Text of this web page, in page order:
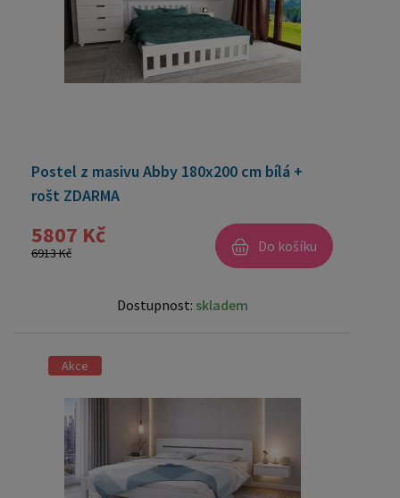
Postel z masivu Abby 180x200 cm bílá +
rošt ZDARMA
5807 Kč
6913 Kč Do košíku
Dostupnost: skladem
Akce